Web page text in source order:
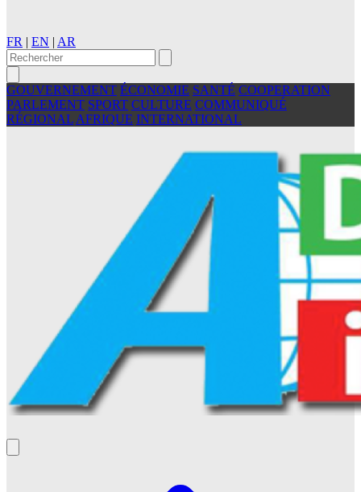
FR | EN | AR
GOUVERNEMENT ÉCONOMIE SANTÉ COOPERATION
PARLEMENT SPORT CULTURE COMMUNIQUÉ
RÉGIONAL AFRIQUE INTERNATIONAL